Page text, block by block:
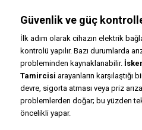
Güvenlik ve güç
İlk adım olarak cihazın elektrik
kontrolü yapılır. Bazı durumlarda
probleminden kaynaklanabilir.
Tamircisi arayanların karşılaştığı
devre, sigorta atması veya priz
problemlerden doğar; bu yüzden
öncelikli yapar.